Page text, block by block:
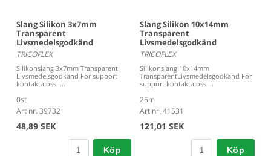
Slang Silikon 3x7mm
Transparent
Livsmedelsgodkänd
TRICOFLEX
Silikonslang 3x7mm Transparent
Livsmedelsgodkänd För support
kontakta oss: ...
0st
Art nr. 39732
48,89 SEK
Köp
Slang Silikon 10x14mm
Transparent
Livsmedelsgodkänd
TRICOFLEX
Silikonslang 10x14mm
TransparentLivsmedelsgodkänd För
support kontakta oss:...
25m
Art nr. 41531
121,01 SEK
Köp